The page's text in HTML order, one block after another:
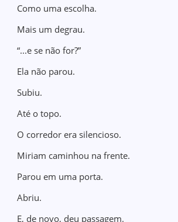
Como uma escolha.
Mais um degrau.
“...e se não for?”
Ela não parou.
Subiu.
Até o topo.
O corredor era silencioso.
Miriam caminhou na frente.
Parou em uma porta.
Abriu.
E, de novo, deu passagem.